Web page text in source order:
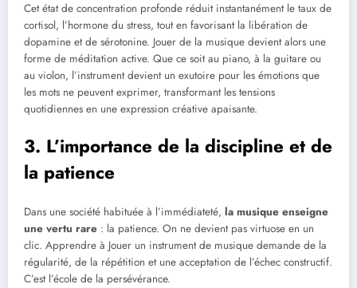
Cet état de concentration profonde réduit instantanément le taux de
cortisol, l’hormone du stress, tout en favorisant la libération de
dopamine et de sérotonine. Jouer de la musique devient alors une
forme de méditation active. Que ce soit au piano, à la guitare ou
au violon, l’instrument devient un exutoire pour les émotions que
les mots ne peuvent exprimer, transformant les tensions
quotidiennes en une expression créative apaisante.
3. L’importance de la discipline et de
la patience
Dans une société habituée à l’immédiateté, la musique enseigne
une vertu rare : la patience. On ne devient pas virtuose en un
clic. Apprendre à Jouer un instrument de musique demande de la
régularité, de la répétition et une acceptation de l’échec constructif.
C’est l’école de la persévérance.